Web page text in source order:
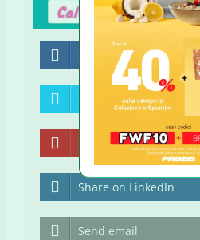
Share on Facebook
Share on Twitter
Share on Pinterest
Share on LinkedIn
Send email